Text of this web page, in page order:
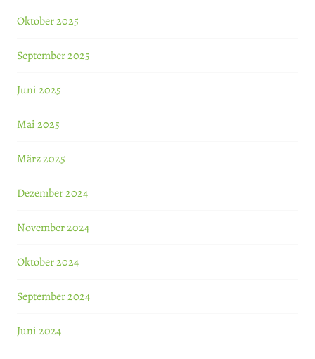
Oktober 2025
September 2025
Juni 2025
Mai 2025
März 2025
Dezember 2024
November 2024
Oktober 2024
September 2024
Juni 2024